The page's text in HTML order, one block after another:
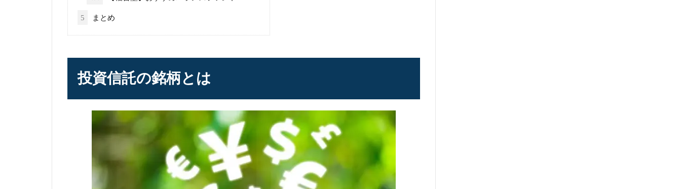
5 まとめ
投資信託の銘柄とは